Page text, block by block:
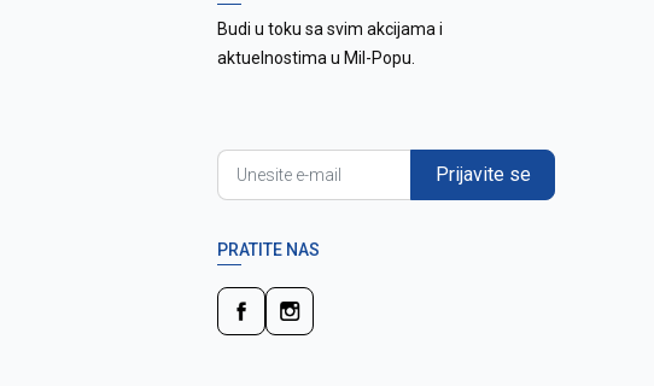
Budi u toku sa svim akcijama i
aktuelnostima u Mil-Popu.
Prijavite se
PRATITE NAS